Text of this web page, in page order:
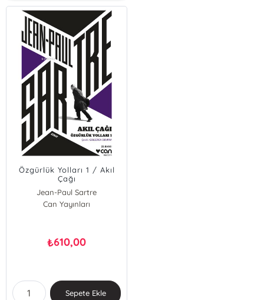
Özgürlük Yolları 1 / Akıl
Çağı
Jean-Paul Sartre
Can Yayınları
₺610,00
Sepete Ekle